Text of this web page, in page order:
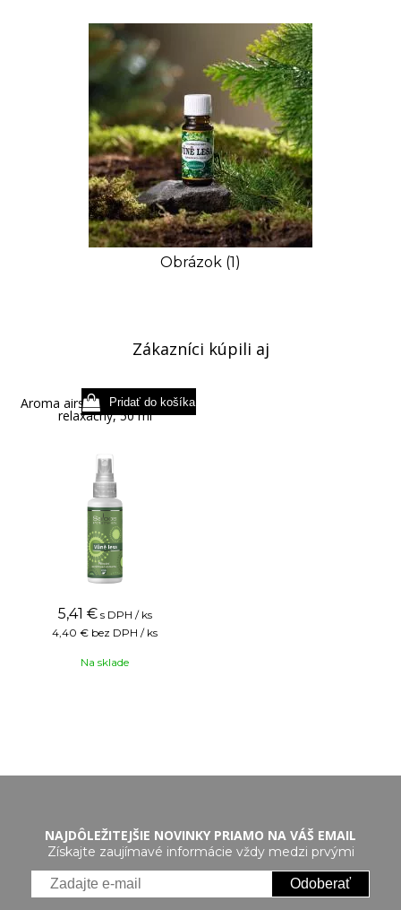
Obrázok (1)
Zákazníci kúpili aj
Aroma airspray VÔŇA LESA -
relaxačný, 50 ml
5,41 € s DPH / ks
4,40 € bez DPH / ks
Na sklade
NAJDÔLEŽITEJŠIE NOVINKY PRIAMO NA VÁŠ EMAIL
Získajte zaujímavé informácie vždy medzi prvými
Odoberať